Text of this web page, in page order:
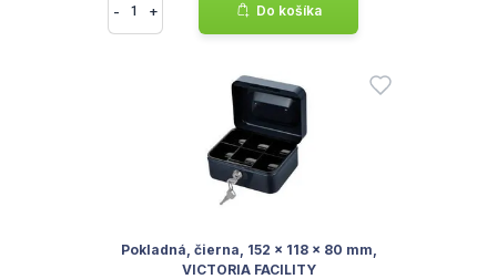
- + Do košíka
Pokladná, čierna, 152 x 118 x 80 mm,
VICTORIA FACILITY